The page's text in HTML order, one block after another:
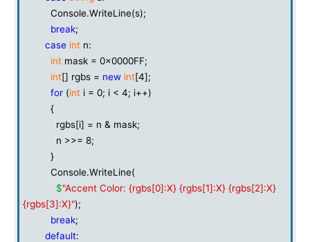
Console.WriteLine(s);
break;
case int n:
int mask = 0x0000FF;
int[] rgbs = new int[4];
for (int i = 0; i < 4; i++)
{
rgbs[i] = n & mask;
n >>= 8;
}
Console.WriteLine(
$"Accent Color: {rgbs[0]:X} {rgbs[1]:X} {rgbs[2]:X}
{rgbs[3]:X}");
break;
default: